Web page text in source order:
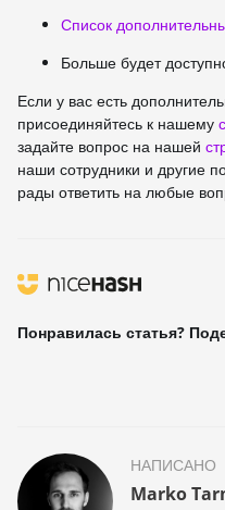
Список
Больше будет
Если у вас есть
присоединяйтесь к нашему
задайте вопрос на нашей
наши сотрудники и другие
рады ответить на любые
Понравилась статья?
НАПИСАНО
Marko